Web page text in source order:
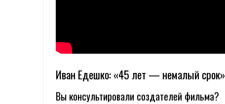
Иван Едешко: «45 лет — немалый срок»
Вы консультировали создателей фильма?